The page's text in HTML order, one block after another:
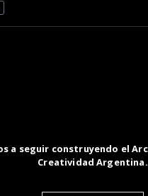
a seguir construyendo el
Creatividad Argentina.